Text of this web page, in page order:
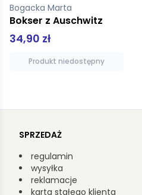
Kuryluk Ewa
Feluni
44,90 zł
Produkt niedostępny
SPRZEDAŻ
regulamin
wysyłka
reklamacje
karta stałego klienta